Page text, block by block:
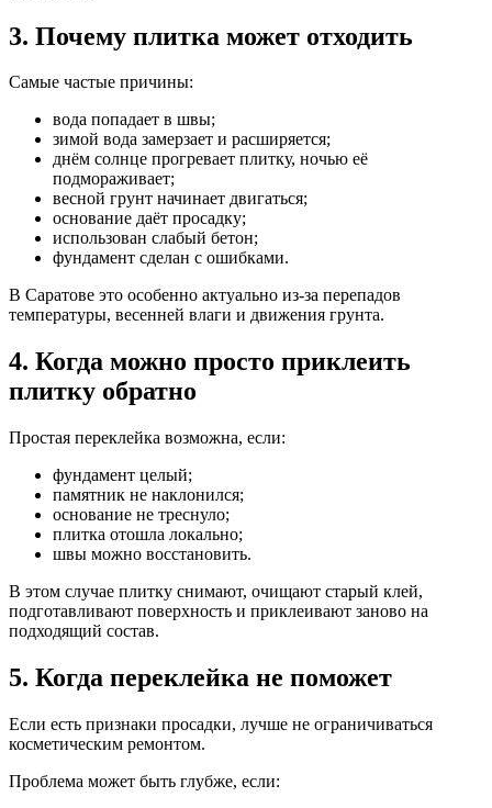
3. Почему плитка может отходить
Самые частые причины:
вода попадает в швы;
зимой вода замерзает и расширяется;
днём солнце прогревает плитку, ночью её
подмораживает;
весной грунт начинает двигаться;
основание даёт просадку;
использован слабый бетон;
фундамент сделан с ошибками.
В Саратове это особенно актуально из-за перепадов
температуры, весенней влаги и движения грунта.
4. Когда можно просто приклеить
плитку обратно
Простая переклейка возможна, если:
фундамент целый;
памятник не наклонился;
основание не треснуло;
плитка отошла локально;
швы можно восстановить.
В этом случае плитку снимают, очищают старый клей,
подготавливают поверхность и приклеивают заново на
подходящий состав.
5. Когда переклейка не поможет
Если есть признаки просадки, лучше не ограничиваться
косметическим ремонтом.
Проблема может быть глубже, если: